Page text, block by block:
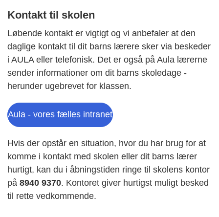
Kontakt til skolen
Løbende kontakt er vigtigt og vi anbefaler at den
daglige kontakt til dit barns lærere sker via beskeder
i AULA eller telefonisk. Det er også på Aula lærerne
sender informationer om dit barns skoledage -
herunder ugebrevet for klassen.
Aula - vores fælles intranet
Hvis der opstår en situation, hvor du har brug for at
komme i kontakt med skolen eller dit barns lærer
hurtigt, kan du i åbningstiden ringe til skolens kontor
på 8940 9370. Kontoret giver hurtigst muligt besked
til rette vedkommende.